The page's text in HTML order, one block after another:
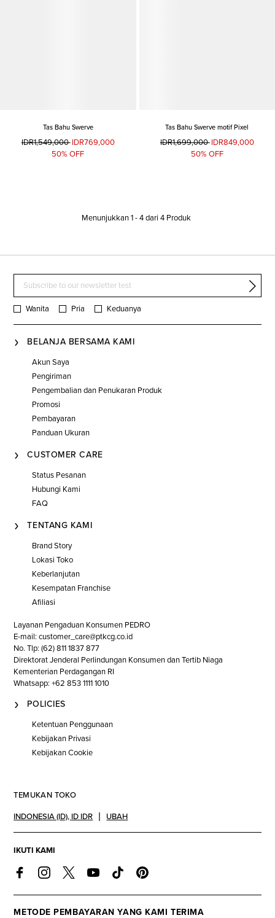
Tas Bahu Swerve
IDR1,549,000 IDR769,000
50% OFF
Tas Bahu Swerve motif Pixel
IDR1,699,000 IDR849,000
50% OFF
Menunjukkan1-4dari 4Produk
Wanita Pria Keduanya
BELANJA BERSAMA KAMI
Akun Saya
Pengiriman
Pengembalian dan Penukaran Produk
Promosi
Pembayaran
Panduan Ukuran
CUSTOMER CARE
Status Pesanan
Hubungi Kami
FAQ
TENTANG KAMI
Brand Story
Lokasi Toko
Keberlanjutan
Kesempatan Franchise
Afiliasi
Layanan Pengaduan Konsumen PEDRO
E-mail: customer_care@ptkcg.co.id
No. Tlp: (62) 811 1837 877
Direktorat Jenderal Perlindungan Konsumen dan Tertib Niaga
Kementerian Perdagangan RI
Whatsapp: +62 853 1111 1010
POLICIES
Ketentuan Penggunaan
Kebijakan Privasi
Kebijakan Cookie
TEMUKAN TOKO
INDONESIA (ID), ID IDR UBAH
IKUTI KAMI
METODE PEMBAYARAN YANG KAMI TERIMA